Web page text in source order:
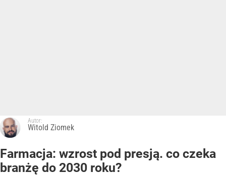
Autor:
Witold Ziomek
Farmacja: wzrost pod presją. co czeka
branżę do 2030 roku?